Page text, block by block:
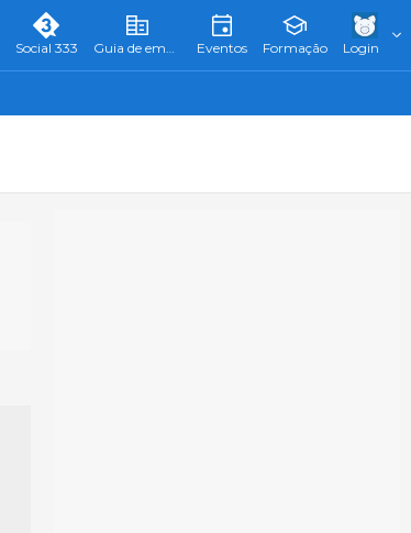
Social 333 Guia de empresas Eventos Formação Login